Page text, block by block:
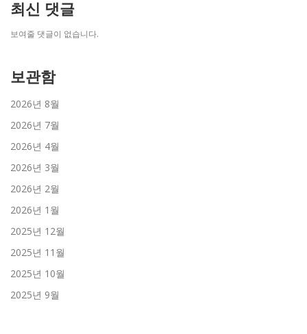
최신 댓글
보여줄 댓글이 없습니다.
보관함
2026년 8월
2026년 7월
2026년 4월
2026년 3월
2026년 2월
2026년 1월
2025년 12월
2025년 11월
2025년 10월
2025년 9월